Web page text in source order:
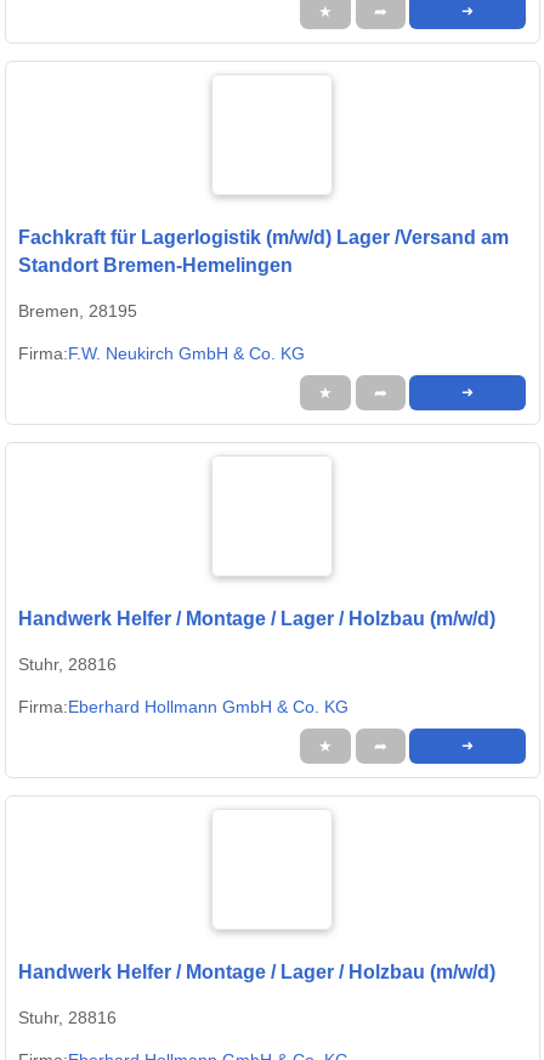
★ ➦ ➜
Fachkraft für Lagerlogistik (m/w/d) Lager /Versand am
Standort Bremen-Hemelingen
Bremen, 28195
Firma:F.W. Neukirch GmbH & Co. KG
★ ➦ ➜
Handwerk Helfer / Montage / Lager / Holzbau (m/w/d)
Stuhr, 28816
Firma:Eberhard Hollmann GmbH & Co. KG
★ ➦ ➜
Handwerk Helfer / Montage / Lager / Holzbau (m/w/d)
Stuhr, 28816